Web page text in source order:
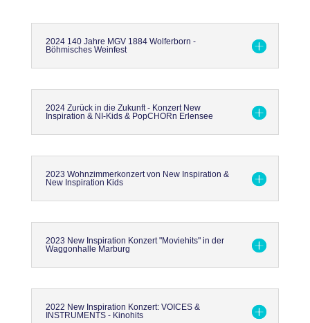
2024 140 Jahre MGV 1884 Wolferborn -
Böhmisches Weinfest
2024 Zurück in die Zukunft - Konzert New
Inspiration & NI-Kids & PopCHORn Erlensee
2023 Wohnzimmerkonzert von New Inspiration &
New Inspiration Kids
2023 New Inspiration Konzert "Moviehits" in der
Waggonhalle Marburg
2022 New Inspiration Konzert: VOICES &
INSTRUMENTS - Kinohits